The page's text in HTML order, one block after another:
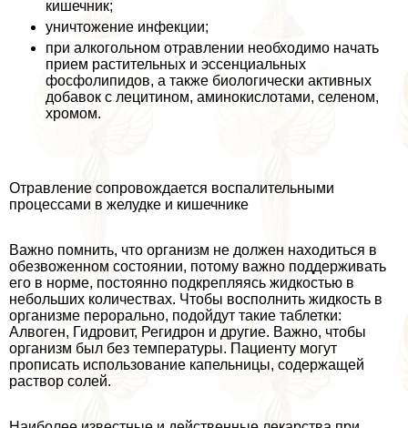
кишечник;
уничтожение инфекции;
при алкогольном отравлении необходимо начать
прием растительных и эссенциальных
фосфолипидов, а также биологически активных
добавок с лецитином, аминокислотами, селеном,
хромом.
Отравление сопровождается воспалительными
процессами в желудке и кишечнике
Важно помнить, что организм не должен находиться в
обезвоженном состоянии, потому важно поддерживать
его в норме, постоянно подкрепляясь жидкостью в
небольших количествах. Чтобы восполнить жидкость в
организме перopaльно, подойдут такие таблетки:
Алвоген, Гидровит, Регидрон и другие. Важно, чтобы
организм был без температуры. Пациенту могут
прописать использование капельницы, содержащей
раствор солей.